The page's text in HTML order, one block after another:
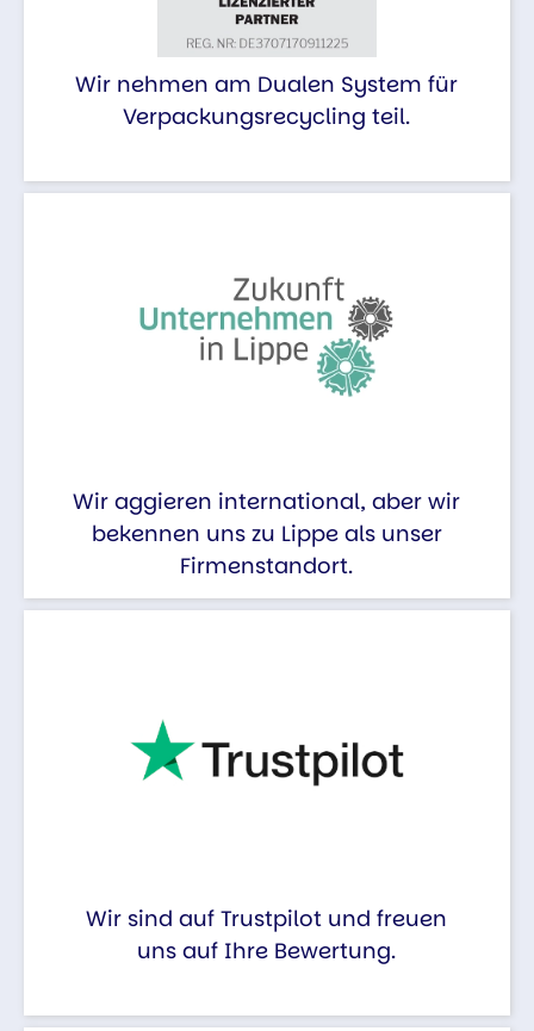
Wir nehmen am Dualen System für
Verpackungsrecycling teil.
Wir aggieren international, aber wir
bekennen uns zu Lippe als unser
Firmenstandort.
Wir sind auf Trustpilot und freuen
uns auf Ihre Bewertung.